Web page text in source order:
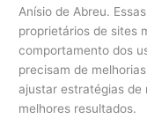
Anísio de Abreu.
proprietários de sites
comportamento dos
precisam de
ajustar estratégias de
melhores resultados.